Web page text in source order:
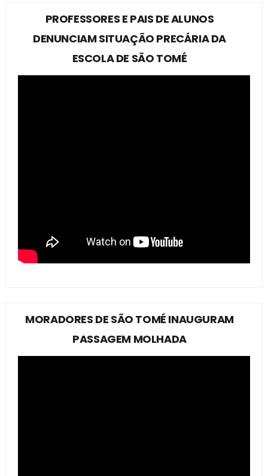
PROFESSORES E PAIS DE ALUNOS
DENUNCIAM SITUAÇÃO PRECÁRIA DA
ESCOLA DE SÃO TOMÉ
MORADORES DE SÃO TOMÉ INAUGURAM
PASSAGEM MOLHADA